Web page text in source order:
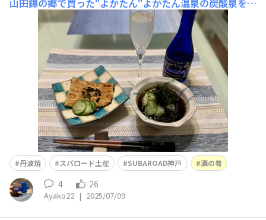
山田錦の郷で買った"よかたん"よかたん温泉の炭酸泉を使
っているらしく微炭酸です。そんなにシュワシュワしない
けど、シャンパングラスでいただきました🥂 🔹丹波焼の
お皿光沢のあるブルーの格子模様が可愛い💓もう少し浅
丹波焼 スバロード土産 SUBAROAD神戸 酒の肴
4 26
Ayako22 | 2025/07/09